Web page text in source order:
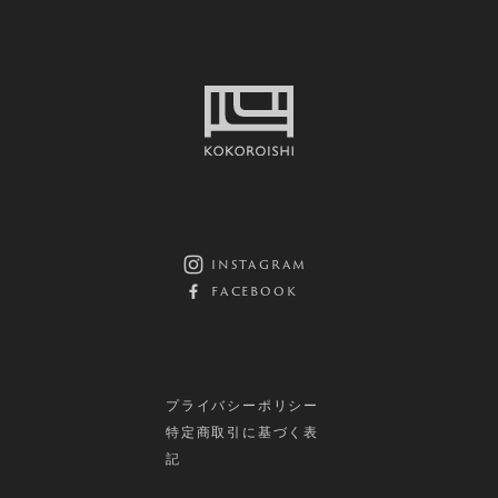
instagram
facebook
プライバシーポリシー
特定商取引に基づく表
記